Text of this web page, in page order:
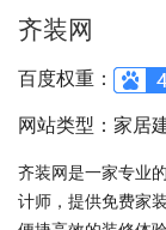
齐装网
百度权重：
网站类型：家居
齐装网是一家专业
计师，提供免费家